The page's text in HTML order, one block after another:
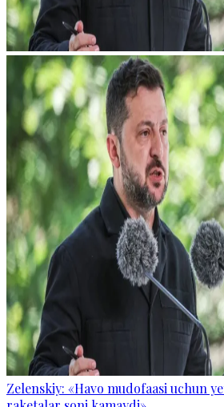
Zelenskiy: «Havo mudofaasi uchun